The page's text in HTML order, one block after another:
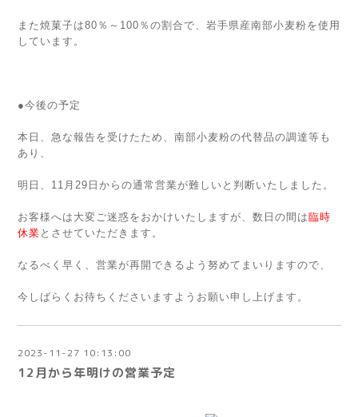
また焼菓子は80％～100％の割合で、岩手県産南部小麦粉を使用
しています。
●今後の予定
本日、急な報告を受けたため、南部小麦粉の代替品の調達等も
あり、
明日、11月29日からの通常営業が難しいと判断いたしました。
お客様へは大変ご迷惑をおかけいたしますが、数日の間は臨時
休業 とさせていただきます。
なるべく早く、営業が再開できるよう努めてまいりますので、
今しばらくお待ちくださいますようお願い申し上げます。
2023-11-27 10:13:00
12月から年明けの営業予定